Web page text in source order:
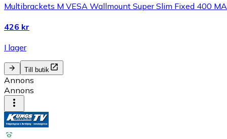
Multibrackets M VESA Wallmount Super Slim Fixed 400
426 kr
I lager
Till butik
Annons
Annons